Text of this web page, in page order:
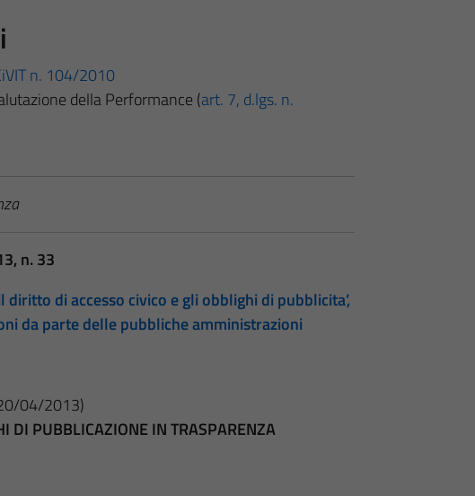
n. 104/2010
della Performance (art. 7, d.lgs. n.
n. 33
di accesso civico e gli obblighi di pubblicita’,
da parte delle pubbliche amministrazioni
04/2013)
DI PUBBLICAZIONE IN TRASPARENZA